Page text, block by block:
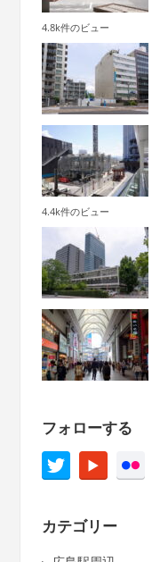
4.8k件のビュー
4.4k件のビュー
フォローする
カテゴリー